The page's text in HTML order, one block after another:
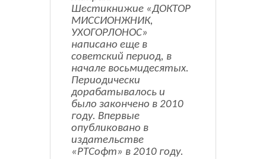
Шестикнижие «ДОКТОР
МИССИОНЖНИК,
УХОГОРЛОНОС»
написано еще в
советский период, в
начале восьмидесятых.
Периодически
дорабатывалось и
было закончено в 2010
году. Впервые
опубликовано в
издательстве
«РТСофт» в 2010 году.